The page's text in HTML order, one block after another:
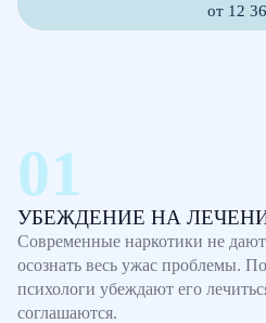
от 12
УБЕЖДЕНИЕ НА
Современные наркотики не
осознать весь ужас проблемы.
психологи убеждают его
соглашаются.